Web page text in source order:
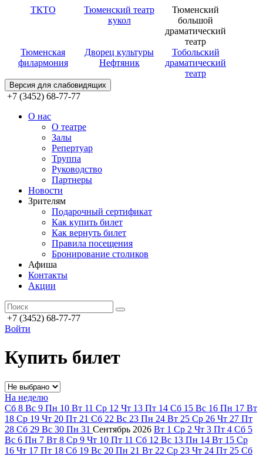
ТКТО
Тюменский театр
кукол
Тюменский
большой
драматический
театр
Тюменская
филармония
Дворец культуры
Нефтяник
Тобольский
драматический
театр
Версия для слабовидящих
+7 (3452) 68-77-77
О нас
О театре
Залы
Репертуар
Труппа
Руководство
Партнеры
Новости
Зрителям
Подарочный сертификат
Как купить билет
Как вернуть билет
Правила посещения
Бронирование столиков
Афиша
Контакты
Акции
+7 (3452) 68-77-77
Войти
Купить билет
На неделю
Сб 8 Вс 9 Пн 10 Вт 11 Ср 12 Чт 13 Пт 14 Сб 15 Вс 16 Пн 17 Вт
18 Ср 19 Чт 20 Пт 21 Сб 22 Вс 23 Пн 24 Вт 25 Ср 26 Чт 27 Пт
28 Сб 29 Вс 30 Пн 31 Сентябрь 2026 Вт 1 Ср 2 Чт 3 Пт 4 Сб 5
Вс 6 Пн 7 Вт 8 Ср 9 Чт 10 Пт 11 Сб 12 Вс 13 Пн 14 Вт 15 Ср
16 Чт 17 Пт 18 Сб 19 Вс 20 Пн 21 Вт 22 Ср 23 Чт 24 Пт 25 Сб